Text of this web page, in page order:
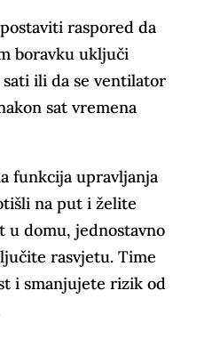
raspored da
boravku uključi
sati ili da se ventilator
sat vremena
funkcija upravljanja
na put i želite
domu, jednostavno
rasvjetu. Time
i smanjujete rizik od